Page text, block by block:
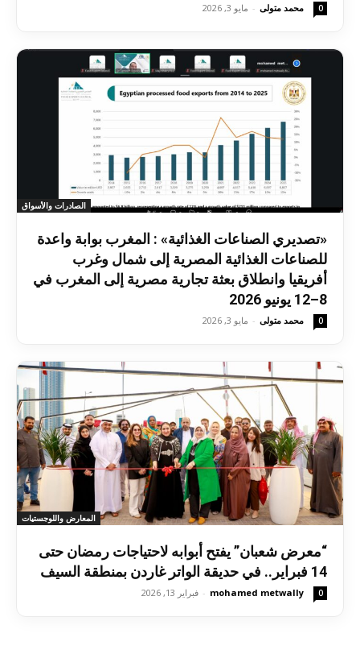
محمد متولى - مايو 3, 2026 0
الصادرات والأسواق
«تصديري الصناعات الغذائية» : المغرب بوابة واعدة
للصناعات الغذائية المصرية إلى شمال وغرب
أفريقيا وانطلاق بعثة تجارية مصرية إلى المغرب في
8–12 يونيو 2026
محمد متولى - مايو 3, 2026 0
المعارض واللوجستيات
“معرض شعبان” يفتح أبوابه لاحتياجات رمضان حتى
14 فبراير.. في حديقة الواتر غاردن بمنطقة السيف
mohamed metwally
- فبراير 13, 2026 0